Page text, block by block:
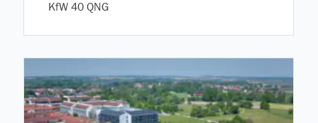
KfW 40 QNG